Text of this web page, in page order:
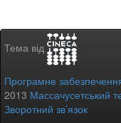
Тема від
Програмне
2013 Массачусетський
Зворотний зв’язок